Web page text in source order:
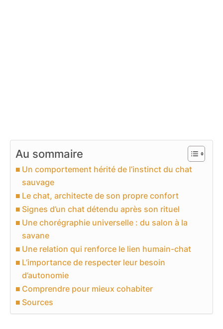
Au sommaire
Un comportement hérité de l’instinct du chat
sauvage
Le chat, architecte de son propre confort
Signes d’un chat détendu après son rituel
Une chorégraphie universelle : du salon à la
savane
Une relation qui renforce le lien humain-chat
L’importance de respecter leur besoin
d’autonomie
Comprendre pour mieux cohabiter
Sources